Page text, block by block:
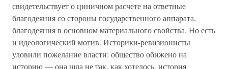
свидетельствует о циничном расчете на ответные
благодеяния со стороны государственного аппарата,
благодеяния в основном материального свойства. Но есть
и идеологический мотив. Историки-ревизионисты
уловили пожелание власти: общество обижено на
историю — она шла не так, как хотелось, история